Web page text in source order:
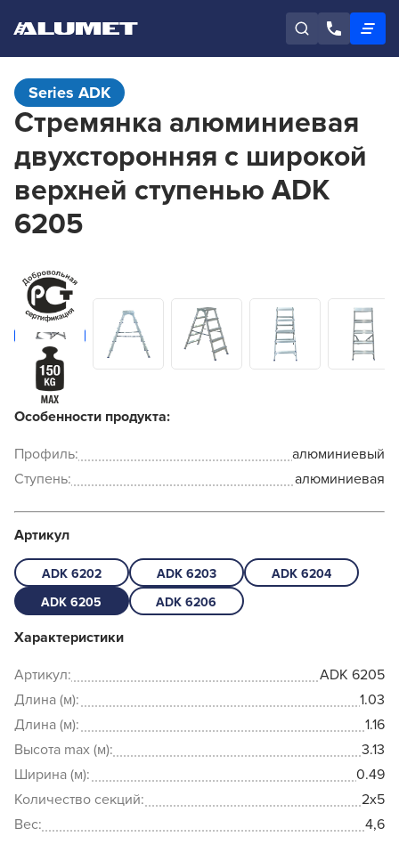
Series ADK
Стремянка алюминиевая
двухсторонняя с широкой
верхней ступенью ADK
6205
Особенности продукта:
Профиль:
алюминиевый
Ступень:
алюминиевая
Артикул
ADK 6202 ADK 6203
ADK 6204
ADK 6205
ADK 6206
Характеристики
Артикул:
ADK 6205
Длина (м):
1.03
Длина (м):
1.16
Высота max (м):
3.13
Ширина (м):
0.49
Количество секций:
2x5
Вес:
4,6